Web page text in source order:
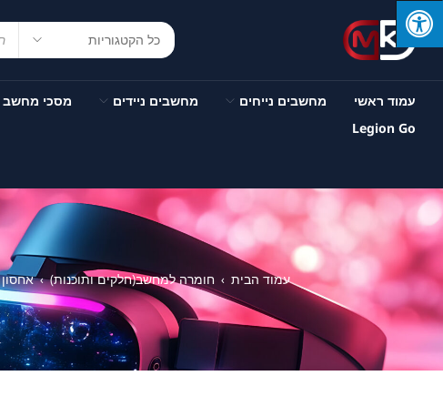
עמוד ראשי מחשבים נייחים מחשבים ניידים מסכי מחשב
Legion Go
עמוד הבית › חומרה למחשב(חלקים ותוכנות) › אחסון